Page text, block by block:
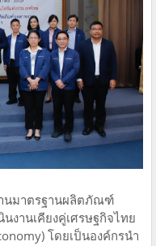
านมาตรฐานผลิตภัณฑ์
งานเคียงคู่เศรษฐกิจไทย
โดยเป็นองค์กรนำ